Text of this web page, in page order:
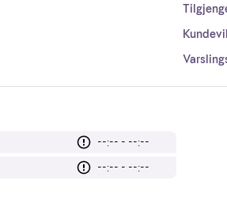
--:-- - --:--
--:-- - --:--